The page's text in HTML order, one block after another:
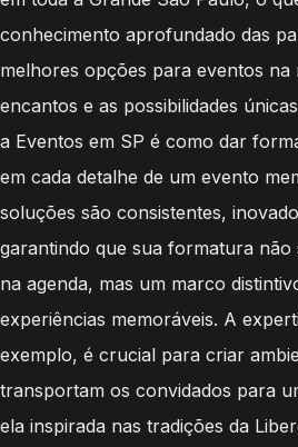
conhecimento aprofundado das
melhores opções para eventos na
encantos e as possibilidades
a Eventos em SP é como dar
em cada detalhe de um evento
soluções são consistentes,
garantindo que sua formatura não
na agenda, mas um marco
experiências memoráveis. A
exemplo, é crucial para criar
transportam os convidados para
ela inspirada nas tradições da